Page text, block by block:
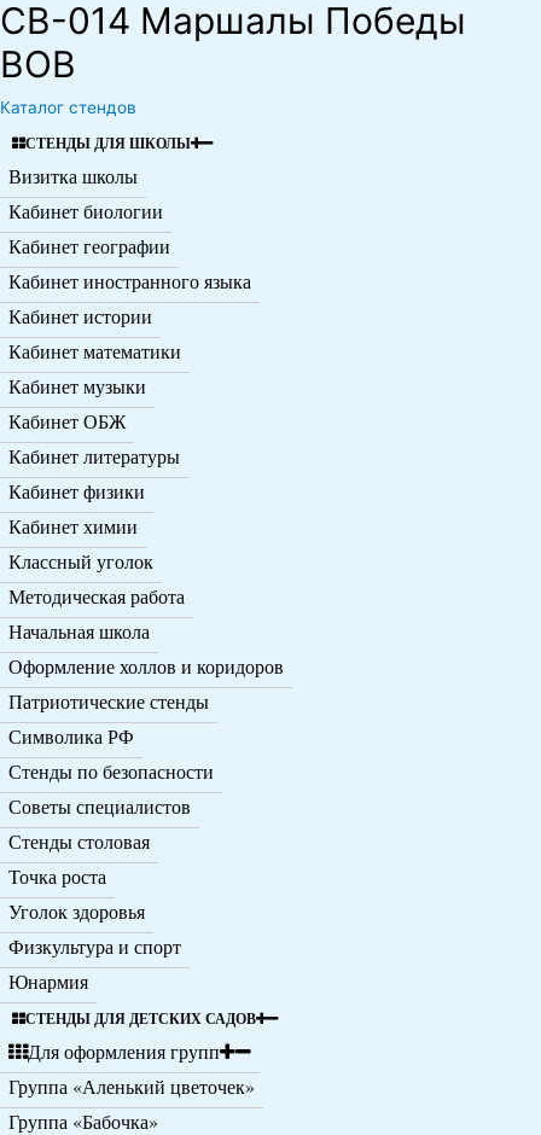
CB-014 Маршалы Победы
ВОВ
Каталог стендов
СТЕНДЫ ДЛЯ ШКОЛЫ
Визитка школы
Кабинет биологии
Кабинет географии
Кабинет иностранного языка
Кабинет истории
Кабинет математики
Кабинет музыки
Кабинет ОБЖ
Кабинет литературы
Кабинет физики
Кабинет химии
Классный уголок
Методическая работа
Начальная школа
Оформление холлов и коридоров
Патриотические стенды
Символика РФ
Стенды по безопасности
Советы специалистов
Стенды столовая
Точка роста
Уголок здоровья
Физкультура и спорт
Юнармия
СТЕНДЫ ДЛЯ ДЕТСКИХ САДОВ
Для оформления групп
Группа «Аленький цветочек»
Группа «Бабочка»